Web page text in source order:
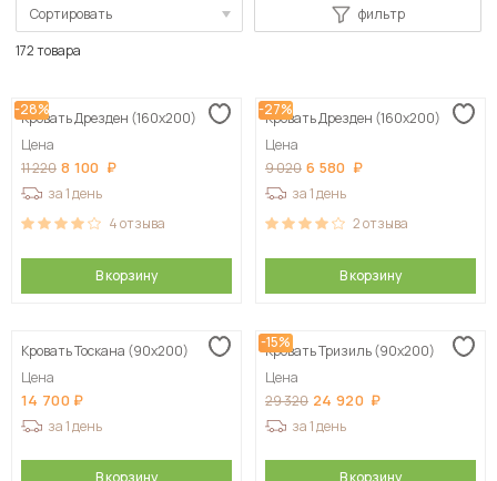
Сортировать
Сначала дорогие
фильтр
172 товара
-28%
Кровать Дрезден (160х200)
Цена
11 220 8 100
за 1 день
4отзыва
В корзину
-27%
Кровать Дрезден (160х200)
Цена
9 020 6 580
за 1 день
2отзыва
В корзину
Кровать Тоскана (90х200)
Цена
14 700
за 1 день
В корзину
-15%
Кровать Тризиль (90х200)
Цена
29 320 24 920
за 1 день
В корзину